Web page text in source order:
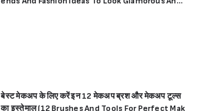
बेस्ट मेकअप के लिए करें इन 12 मेकअप ब्रश और मेकअप टूल्स
का इस्तेमाल (12 Brushes And Tools For Perfect Mak